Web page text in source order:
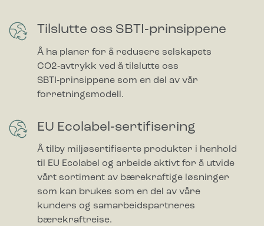
Tilslutte oss SBTI‑prinsippene
Å ha planer for å redusere selskapets
CO2‑avtrykk ved å tilslutte oss
SBTI‑prinsippene som en del av vår
forretningsmodell.
EU Ecolabel‑sertifisering
Å tilby miljøsertifiserte produkter i henhold
til EU Ecolabel og arbeide aktivt for å utvide
vårt sortiment av bærekraftige løsninger
som kan brukes som en del av våre
kunders og samarbeidspartneres
bærekraftreise.